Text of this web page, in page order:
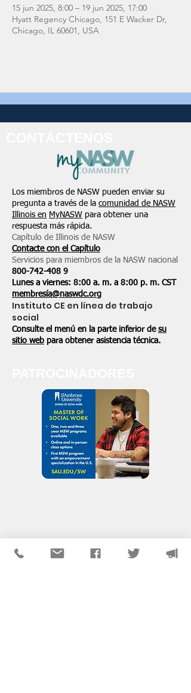
15 jun 2025, 8:00 – 19 jun 2025, 17:00
Hyatt Regency Chicago, 151 E Wacker Dr,
Chicago, IL 60601, USA
Los miembros de NASW pueden enviar su
pregunta a través de la comunidad de NASW
Illinois en MyNASW para obtener una
respuesta más rápida.
Capítulo de Illinois de NASW
Contacte con el Capítulo
Servicios para miembros de la NASW nacional
800-742-408 9
Lunes a viernes: 8:00 a. m. a 8:00 p. m. CST
membresía@naswdc.org
Instituto CE en línea de trabajo
social
Consulte el menú en la parte inferior de su
sitio web para obtener asistencia técnica.